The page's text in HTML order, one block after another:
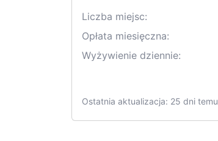
Liczba miejsc:
Opłata miesięczna:
Wyżywienie dziennie:
Ostatnia aktualizacja: 25 dni temu